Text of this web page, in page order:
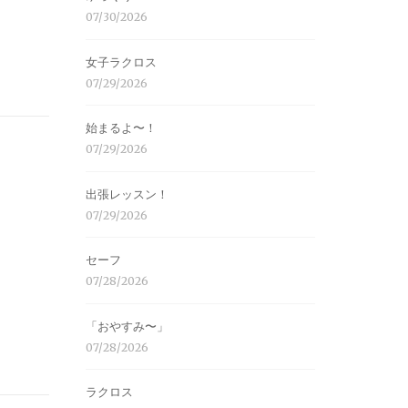
07/30/2026
女子ラクロス
07/29/2026
始まるよ〜！
07/29/2026
出張レッスン！
07/29/2026
セーフ
07/28/2026
「おやすみ〜」
07/28/2026
ラクロス